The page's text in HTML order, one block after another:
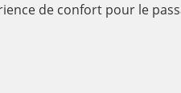
de confort pour le